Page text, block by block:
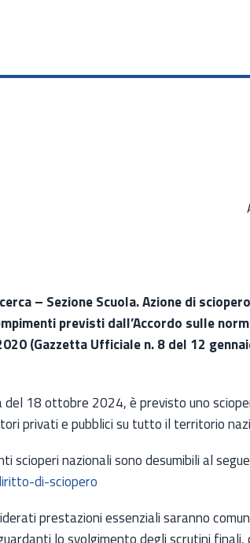
– Sezione Scuola. Azione di
previsti dall’Accordo sulle
(Gazzetta Ufficiale n. 8 del 12
del 18 ottobre 2024, è previsto uno
privati e pubblici su tutto il territorio
scioperi nazionali sono desumibili al
di-sciopero
prestazioni essenziali saranno
lo svolgimento degli scrutini finali,